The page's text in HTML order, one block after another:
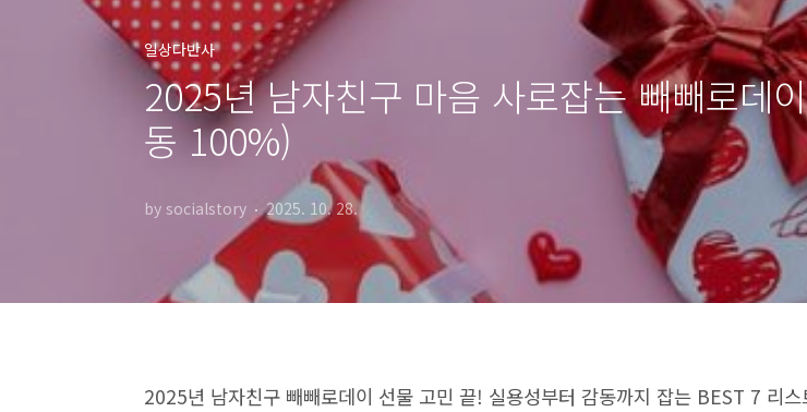
일상다반사
2025년 남자친구 마음 사로잡는 빼빼로데
동 100%)
by socialstory 2025. 10. 28.
2025년 남자친구 빼빼로데이 선물 고민 끝! 실용성부터 감동까지 잡는 BEST 7 리스